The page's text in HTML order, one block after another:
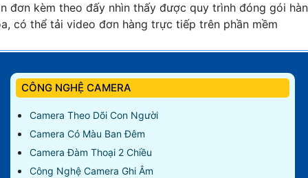
đơn kèm theo đấy nhìn thấy được quy trình đóng gói
có thể tải video đơn hàng trực tiếp trên phần mềm
CÔNG NGHỆ CAMERA
Camera Theo Dõi Con Người
Camera Có Màu Ban Đêm
Camera Đàm Thoại 2 Chiều
Công Nghệ Camera Ghi Âm